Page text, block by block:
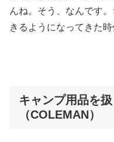
んね。そう、なんです
きるようになってきた時
キャンプ用品を
（COLEMAN）